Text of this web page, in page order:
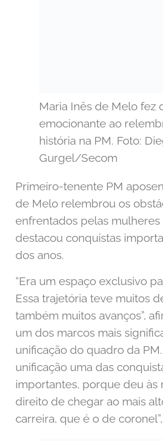
Maria Inês de Melo fez
emocionante ao
história na PM. Foto:
Gurgel/Secom
Primeiro-tenente PM
de Melo relembrou os
enfrentados pelas
destacou conquistas
dos anos.
“Era um espaço exclusivo
Essa trajetória teve muitos
também muitos avanços”,
um dos marcos mais
unificação do quadro da
unificação uma das
importantes, porque deu às
direito de chegar ao mais
carreira, que é o de